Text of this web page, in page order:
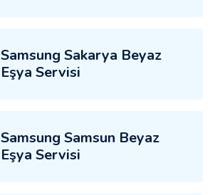
Samsung Sakarya Beyaz
Eşya Servisi
Samsung Samsun Beyaz
Eşya Servisi